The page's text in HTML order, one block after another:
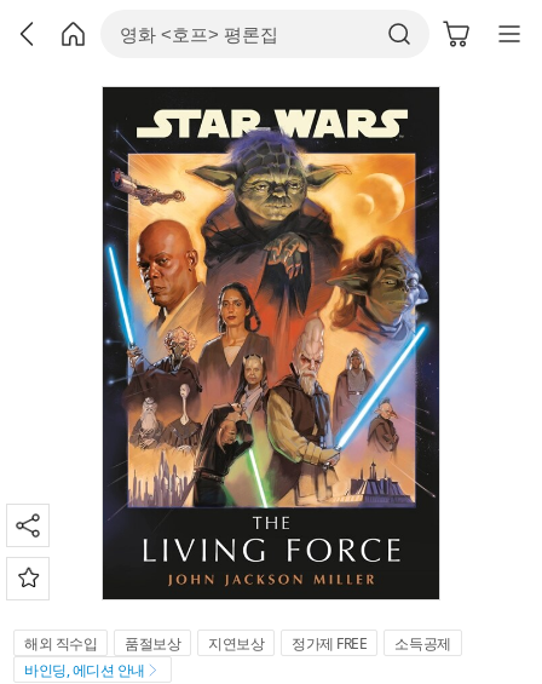
해외 직수입 품절보상 지연보상 정가제 FREE
소득공제
바인딩, 에디션 안내